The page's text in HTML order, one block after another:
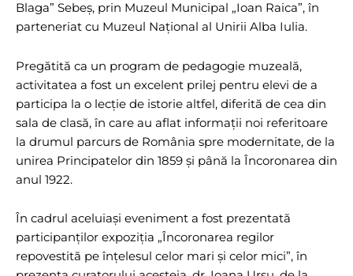
Blaga” Sebeș, prin Muzeul Municipal „Ioan Raica”, în
parteneriat cu Muzeul Național al Unirii Alba Iulia.
Pregătită ca un program de pedagogie muzeală,
activitatea a fost un excelent prilej pentru elevi de a
participa la o lecție de istorie altfel, diferită de cea din
sala de clasă, în care au aflat informații noi referitoare
la drumul parcurs de România spre modernitate, de la
unirea Principatelor din 1859 și până la Încoronarea din
anul 1922.
În cadrul aceluiași eveniment a fost prezentată
participanților expoziția „Încoronarea regilor
repovestită pe înțelesul celor mari și celor mici”, în